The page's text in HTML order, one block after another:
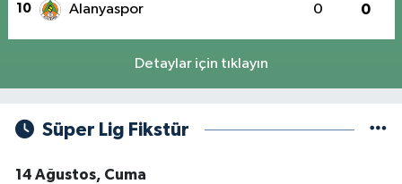
10 Alanyaspor 0 0
Detaylar için tıklayın
Süper Lig Fikstür
14 Ağustos, Cuma